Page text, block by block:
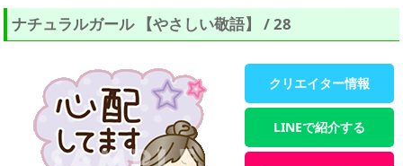
ナチュラルガール 【やさしい敬語】 / 28
クリエイター情報
LINEで紹介する